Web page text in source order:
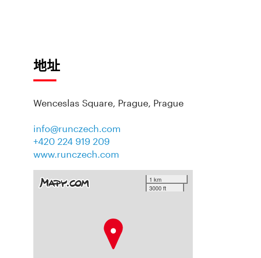
地址
Wenceslas Square, Prague, Prague
info@runczech.com
+420 224 919 209
www.runczech.com
1 km
3000 ft